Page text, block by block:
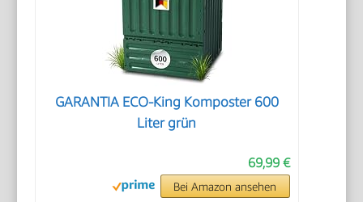
GARANTIA ECO-King Komposter 600
Liter grün
69,99 €
Bei Amazon ansehen